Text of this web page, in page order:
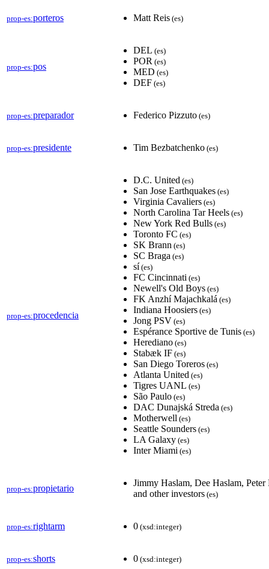
prop-es:porteros Matt Reis (es)
prop-es:pos
DEL (es)
POR (es)
MED (es)
DEF (es)
prop-es:preparador Federico Pizzuto (es)
prop-es:presidente Tim Bezbatchenko (es)
prop-es:procedencia
D.C. United (es)
San Jose Earthquakes (es)
Virginia Cavaliers (es)
North Carolina Tar Heels (es)
New York Red Bulls (es)
Toronto FC (es)
SK Brann (es)
SC Braga (es)
sí (es)
FC Cincinnati (es)
Newell's Old Boys (es)
FK Anzhí Majachkalá (es)
Indiana Hoosiers (es)
Jong PSV (es)
Espérance Sportive de Tunis (es)
Herediano (es)
Stabæk IF (es)
San Diego Toreros (es)
Atlanta United (es)
Tigres UANL (es)
São Paulo (es)
DAC Dunajská Streda (es)
Motherwell (es)
Seattle Sounders (es)
LA Galaxy (es)
Inter Miami (es)
prop-es:propietario
Jimmy Haslam, Dee Haslam, Peter
and other investors (es)
prop-es:rightarm 0 (xsd:integer)
prop-es:shorts 0 (xsd:integer)